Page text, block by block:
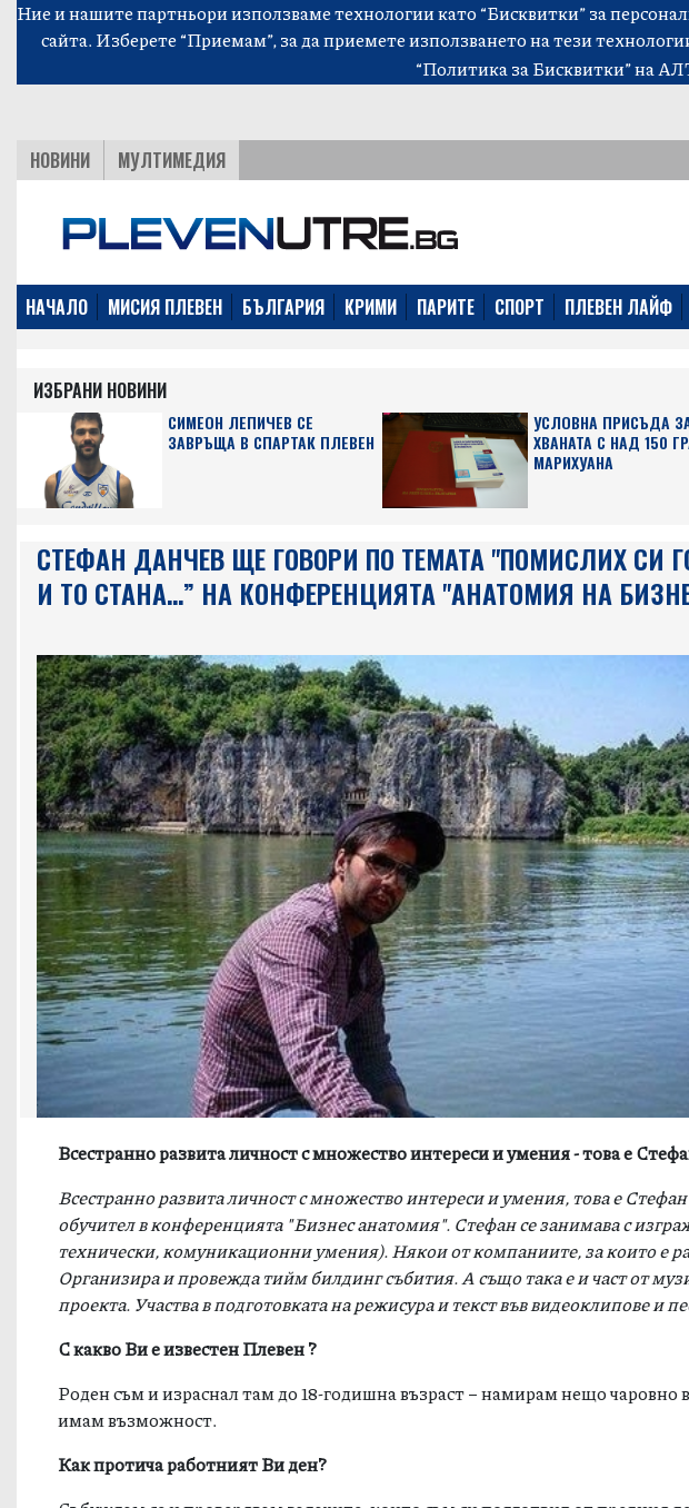
Ние и нашите партньори използваме технологии като “Бисквитки” за
сайта. Изберете “Приемам”, за да приемете използването на тези
“Политика за Бисквитки”на
НОВИНИ МУЛТИМЕДИЯ
НАЧАЛО МИСИЯ ПЛЕВЕН БЪЛГАРИЯ КРИМИ ПАРИТЕ СПОРТ ПЛЕВЕН ЛАЙФ
ИЗБРАНИ НОВИНИ
СИМЕОН ЛЕПИЧЕВ СЕ
ЗАВРЪЩА В СПАРТАК ПЛЕВЕН
УСЛОВНА ПРИСЪДА
ХВАНАТА С НАД 150
МАРИХУАНА
СТЕФАН ДАНЧЕВ ЩЕ ГОВОРИ ПО ТЕМАТА "ПОМИСЛИХ СИ
И ТО СТАНА…” НА КОНФЕРЕНЦИЯТА "АНАТОМИЯ НА
Всестранно развита личност с множество интереси и умения - това е
Всестранно развита личност с множество интереси и умения, това е
обучител вконференцията "Бизнес анатомия". Стефан се занимава с
технически, комуникационни умения). Някои от компаниите, за които е
Организира и провежда тийм билдинг събития. А също така е и част от
проекта. Участва в подготовката на режисура и текст във видеоклипове и
С какво Ви е известен Плевен ?
Роден съм и израснал там до 18-годишна възраст – намирам нещо чаровно
имам възможност.
Как протича работният Ви ден?